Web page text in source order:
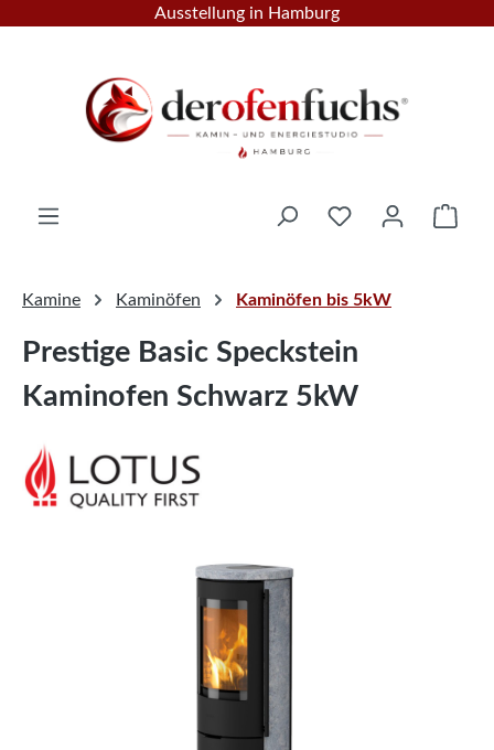
Zum Hauptinhalt springen
Ausstellung in Hamburg
Kamine Kaminöfen Kaminöfen bis 5kW
Prestige Basic Speckstein
Kaminofen Schwarz 5kW
Bildergalerie überspringen